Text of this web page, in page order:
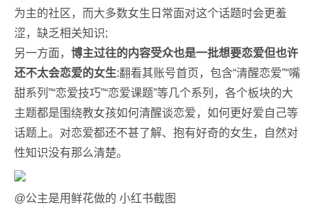
为主的社区，而大多数女生日常面对这个话题时会更羞
涩，缺乏相关知识;
另一方面， 博主过往的内容受众也是一批想要恋爱但也许
还不太会恋爱的女生:翻看其账号首页，包含“清醒恋爱”“嘴
甜系列”“恋爱技巧”“恋爱课题”等几个系列，各个板块的大
主题都是围绕教女孩如何清醒谈恋爱，如何更好爱自己等
话题上。对恋爱都还不甚了解、抱有好奇的女生，自然对
性知识没有那么清楚。
@公主是用鲜花做的 小红书截图